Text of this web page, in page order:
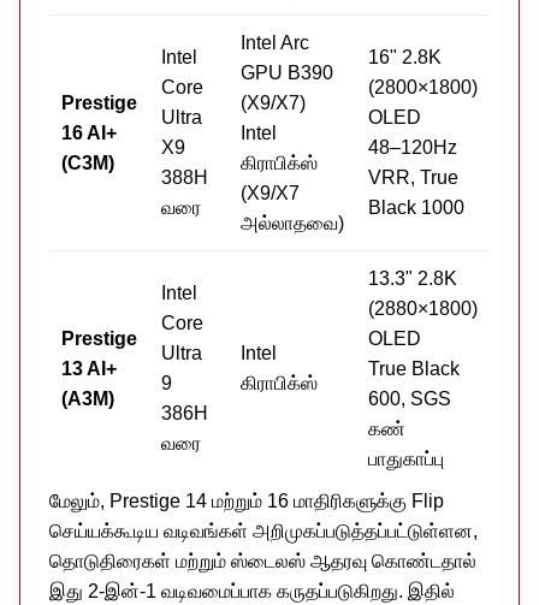
Prestige
16 AI+
(C3M)
Intel
Core
Ultra
X9
388H
வரை
Intel Arc
GPU B390
(X9/X7)
Intel
கிராபிக்ஸ்
(X9/X7
அல்லாதவை)
16" 2.8K
(2800×1800)
OLED
48–120Hz
VRR, True
Black 1000
Prestige
13 AI+
(A3M)
Intel
Core
Ultra
9
386H
வரை
Intel
கிராபிக்ஸ்
13.3" 2.8K
(2880×1800)
OLED
True Black
600, SGS
கண்
பாதுகாப்பு
மேலும், Prestige 14 மற்றும் 16 மாதிரிகளுக்கு Flip
செய்யக்கூடிய வடிவங்கள் அறிமுகப்படுத்தப்பட்டுள்ளன,
தொடுதிரைகள் மற்றும் ஸ்டைலஸ் ஆதரவு கொண்டதால்
இது 2-இன்-1 வடிவமைப்பாக கருதப்படுகிறது. இதில்